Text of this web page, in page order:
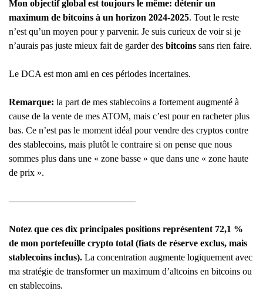
Mon objectif global est toujours le même: détenir un
maximum de bitcoins à un horizon 2024-2025. Tout le reste
n’est qu’un moyen pour y parvenir. Je suis curieux de voir si je
n’aurais pas juste mieux fait de garder des bitcoins sans rien faire.
Le DCA est mon ami en ces périodes incertaines.
Remarque: la part de mes stablecoins a fortement augmenté à
cause de la vente de mes ATOM, mais c’est pour en racheter plus
bas. Ce n’est pas le moment idéal pour vendre des cryptos contre
des stablecoins, mais plutôt le contraire si on pense que nous
sommes plus dans une « zone basse » que dans une « zone haute
de prix ».
—————————————–
Notez que ces dix principales positions représentent 72,1 %
de mon portefeuille crypto total (fiats de réserve exclus, mais
stablecoins inclus). La concentration augmente logiquement avec
ma stratégie de transformer un maximum d’altcoins en bitcoins ou
en stablecoins.